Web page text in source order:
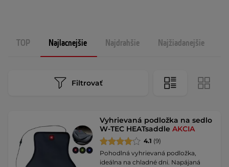
TOP Najlacnejšie Najdrahšie Najžiadanejšie
Filtrovať
Vyhrievaná podložka na sedlo
W-TEC HEATsaddleAKCIA
4.1 (9)
Pohodlná vyhrievaná podložka,
ideálna na chladné dni. Napájaná